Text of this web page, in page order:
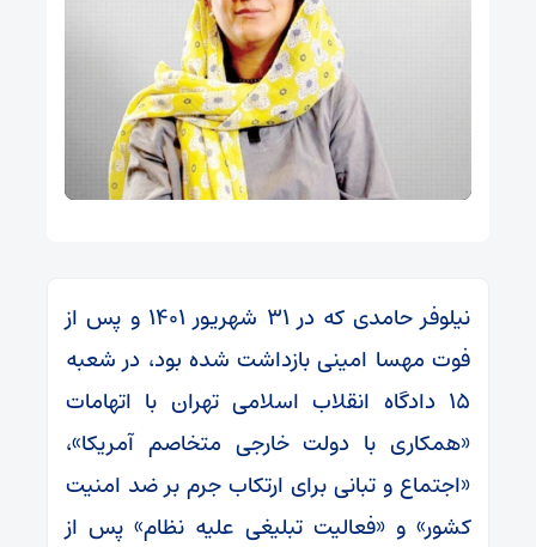
نیلوفر حامدی که در ۳۱ شهریور ۱۴۰۱ و پس از
فوت مهسا امینی بازداشت شده بود، در شعبه
۱۵ دادگاه انقلاب اسلامی تهران با اتهامات
«همکاری با دولت خارجی متخاصم آمریکا»،
«اجتماع و تبانی برای ارتکاب جرم بر ضد امنیت
کشور» و «فعالیت تبلیغی علیه نظام» پس از